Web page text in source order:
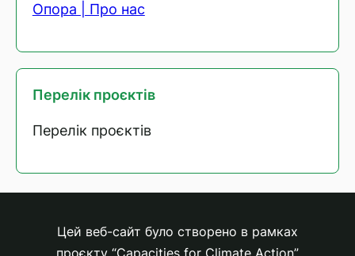
Опора | Про нас
Перелік проєктів
Перелік проєктів
Цей веб-сайт було створено в рамках